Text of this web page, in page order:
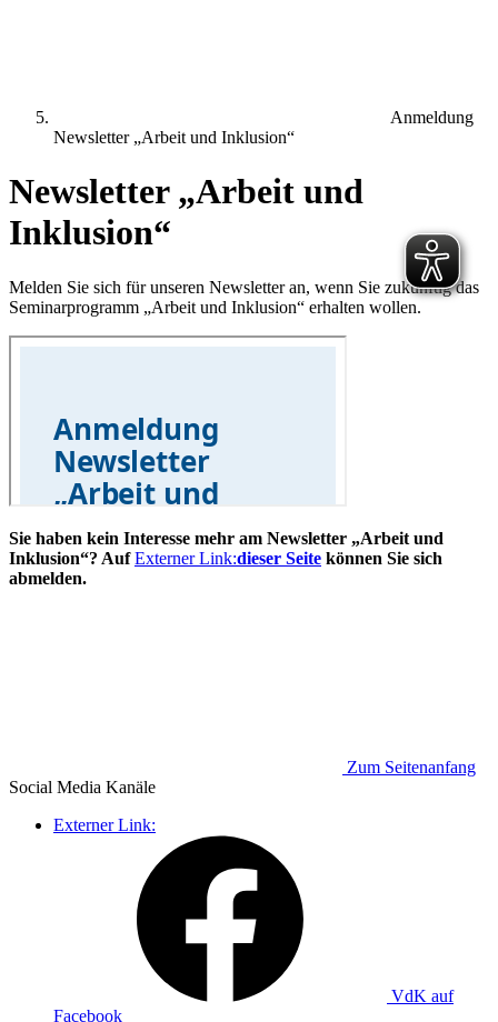
Anmeldung
Newsletter „Arbeit und Inklusion“
Newsletter „Arbeit und
Inklusion“
Melden Sie sich für unseren Newsletter an, wenn Sie zukünftig das
Seminarprogramm „Arbeit und Inklusion“ erhalten wollen.
Sie haben kein Interesse mehr am Newsletter „Arbeit und
Inklusion“? AufExterner Link:dieser Seite können Sie sich
abmelden.
Zum Seitenanfang
Social Media Kanäle
Externer Link:
VdK auf
Facebook